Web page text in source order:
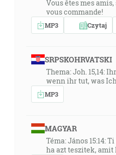
Vous êtes mes
vous commande!
MP3 Czytaj
SRPSKOHRVATSKI
Thema: Joh. 15,14:
wenn ihr tut, was
MP3
MAGYAR
Téma: János 15:14:
ha azt teszitek,